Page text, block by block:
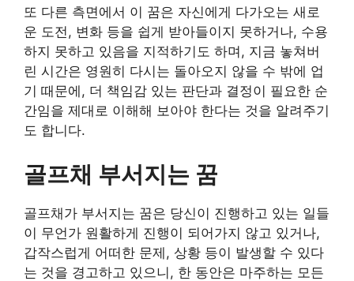
또 다른 측면에서 이 꿈은 자신에게 다가오는 새로
운 도전, 변화 등을 쉽게 받아들이지 못하거나, 수용
하지 못하고 있음을 지적하기도 하며, 지금 놓쳐버
린 시간은 영원히 다시는 돌아오지 않을 수 밖에 업
기 때문에, 더 책임감 있는 판단과 결정이 필요한 순
간임을 제대로 이해해 보아야 한다는 것을 알려주기
도 합니다.
골프채 부서지는 꿈
골프채가 부서지는 꿈은 당신이 진행하고 있는 일들
이 무언가 원활하게 진행이 되어가지 않고 있거나,
갑작스럽게 어떠한 문제, 상황 등이 발생할 수 있다
는 것을 경고하고 있으니, 한 동안은 마주하는 모든